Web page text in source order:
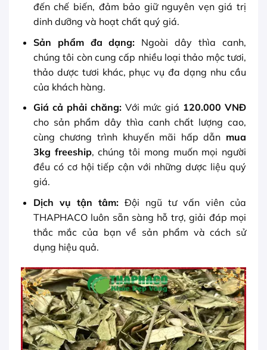
đến chế biến, đảm bảo giữ nguyên vẹn giá trị
dinh dưỡng và hoạt chất quý giá.
Sản phẩm đa dạng: Ngoài dây thìa canh,
chúng tôi còn cung cấp nhiều loại thảo mộc tươi,
thảo dược tươi khác, phục vụ đa dạng nhu cầu
của khách hàng.
Giá cả phải chăng:Với mức giá 120.000 VNĐ
cho sản phẩm dây thìa canh chất lượng cao,
cùng chương trình khuyến mãi hấp dẫn mua
3kg freeship, chúng tôi mong muốn mọi người
đều có cơ hội tiếp cận với những dược liệu quý
giá.
Dịch vụ tận tâm:Đội ngũ tư vấn viên của
THAPHACO luôn sẵn sàng hỗ trợ, giải đáp mọi
thắc mắc của bạn về sản phẩm và cách sử
dụng hiệu quả.